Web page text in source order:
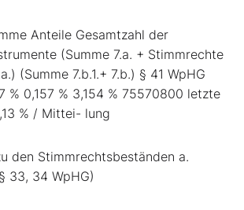
Anteile Gesamtzahl der
(Summe 7.a. + Stimmrechte
(Summe 7.b.1.+ 7.b.) § 41 WpHG
% 0,157 % 3,154 % 75570800 letzte
% / Mittei- lung
den Stimmrechtsbeständen a.
33, 34 WpHG)